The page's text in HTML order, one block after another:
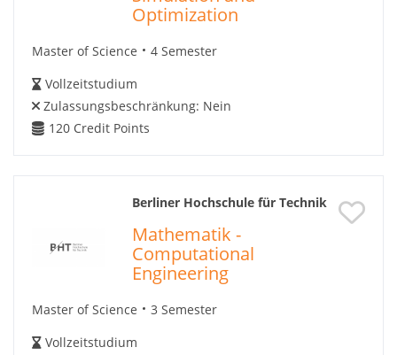
Optimization
Master of Science
4 Semester
Vollzeitstudium
Zulassungsbeschränkung: Nein
120 Credit Points
Berliner Hochschule für Technik
Mathematik -
Computational
Engineering
Master of Science
3 Semester
Vollzeitstudium